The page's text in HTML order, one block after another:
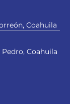
Coahuila
Coahuila